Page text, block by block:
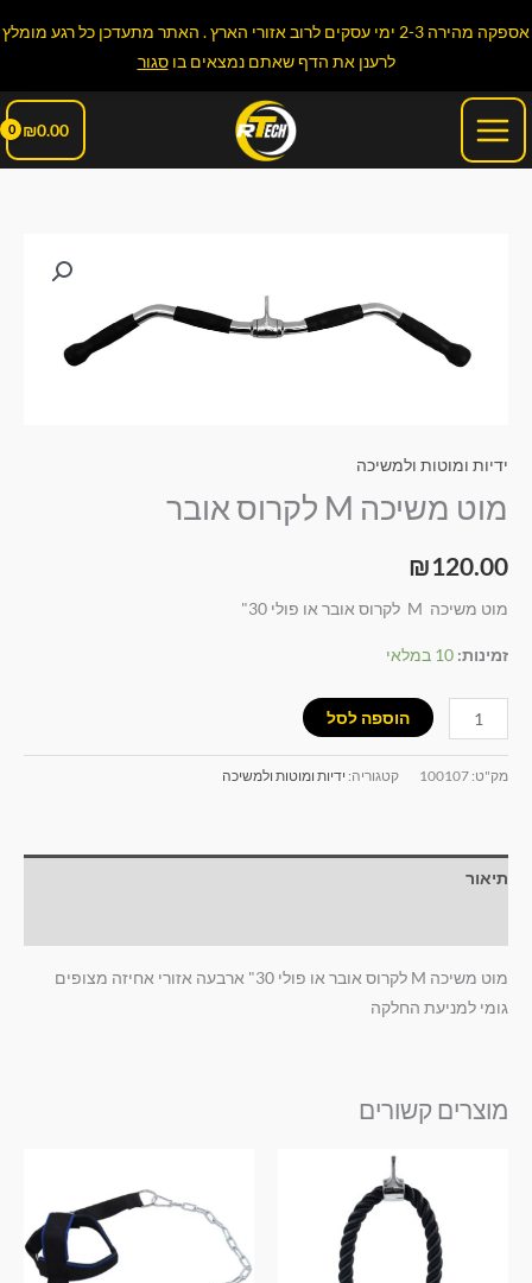
אספקה מהירה 2-3 ימי עסקים לרוב אזורי הארץ . האתר מתעדכן כל רגע מומלץ
לרענן את הדף שאתם נמצאים בוסגור
לתוכן
Main
Menu
₪0.00
ידיות ומוטות ולמשיכה
מוט משיכה M לקרוס אובר
₪120.00
מוט משיכה M לקרוס אובר או פולי 30"
זמינות: 10 במלאי
הוספה לסל
מק"ט: 100107 קטגוריה: ידיות ומוטות ולמשיכה
תיאור
מוט משיכה M לקרוס אובר או פולי 30" ארבעה אזורי אחיזה מצופים
גומי למניעת החלקה
מוצרים קשורים